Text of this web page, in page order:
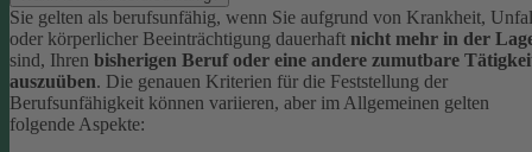
Sie gelten als berufsunfähig, wenn Sie aufgrund von Krankheit,
oder körperlicher Beeinträchtigung dauerhaft nicht mehr in der
sind, Ihren bisherigen Beruf oder eine andere zumutbare
auszuüben. Die genauen Kriterien für die Feststellung der
Berufsunfähigkeit können variieren, aber im Allgemeinen gelten
folgende Aspekte: